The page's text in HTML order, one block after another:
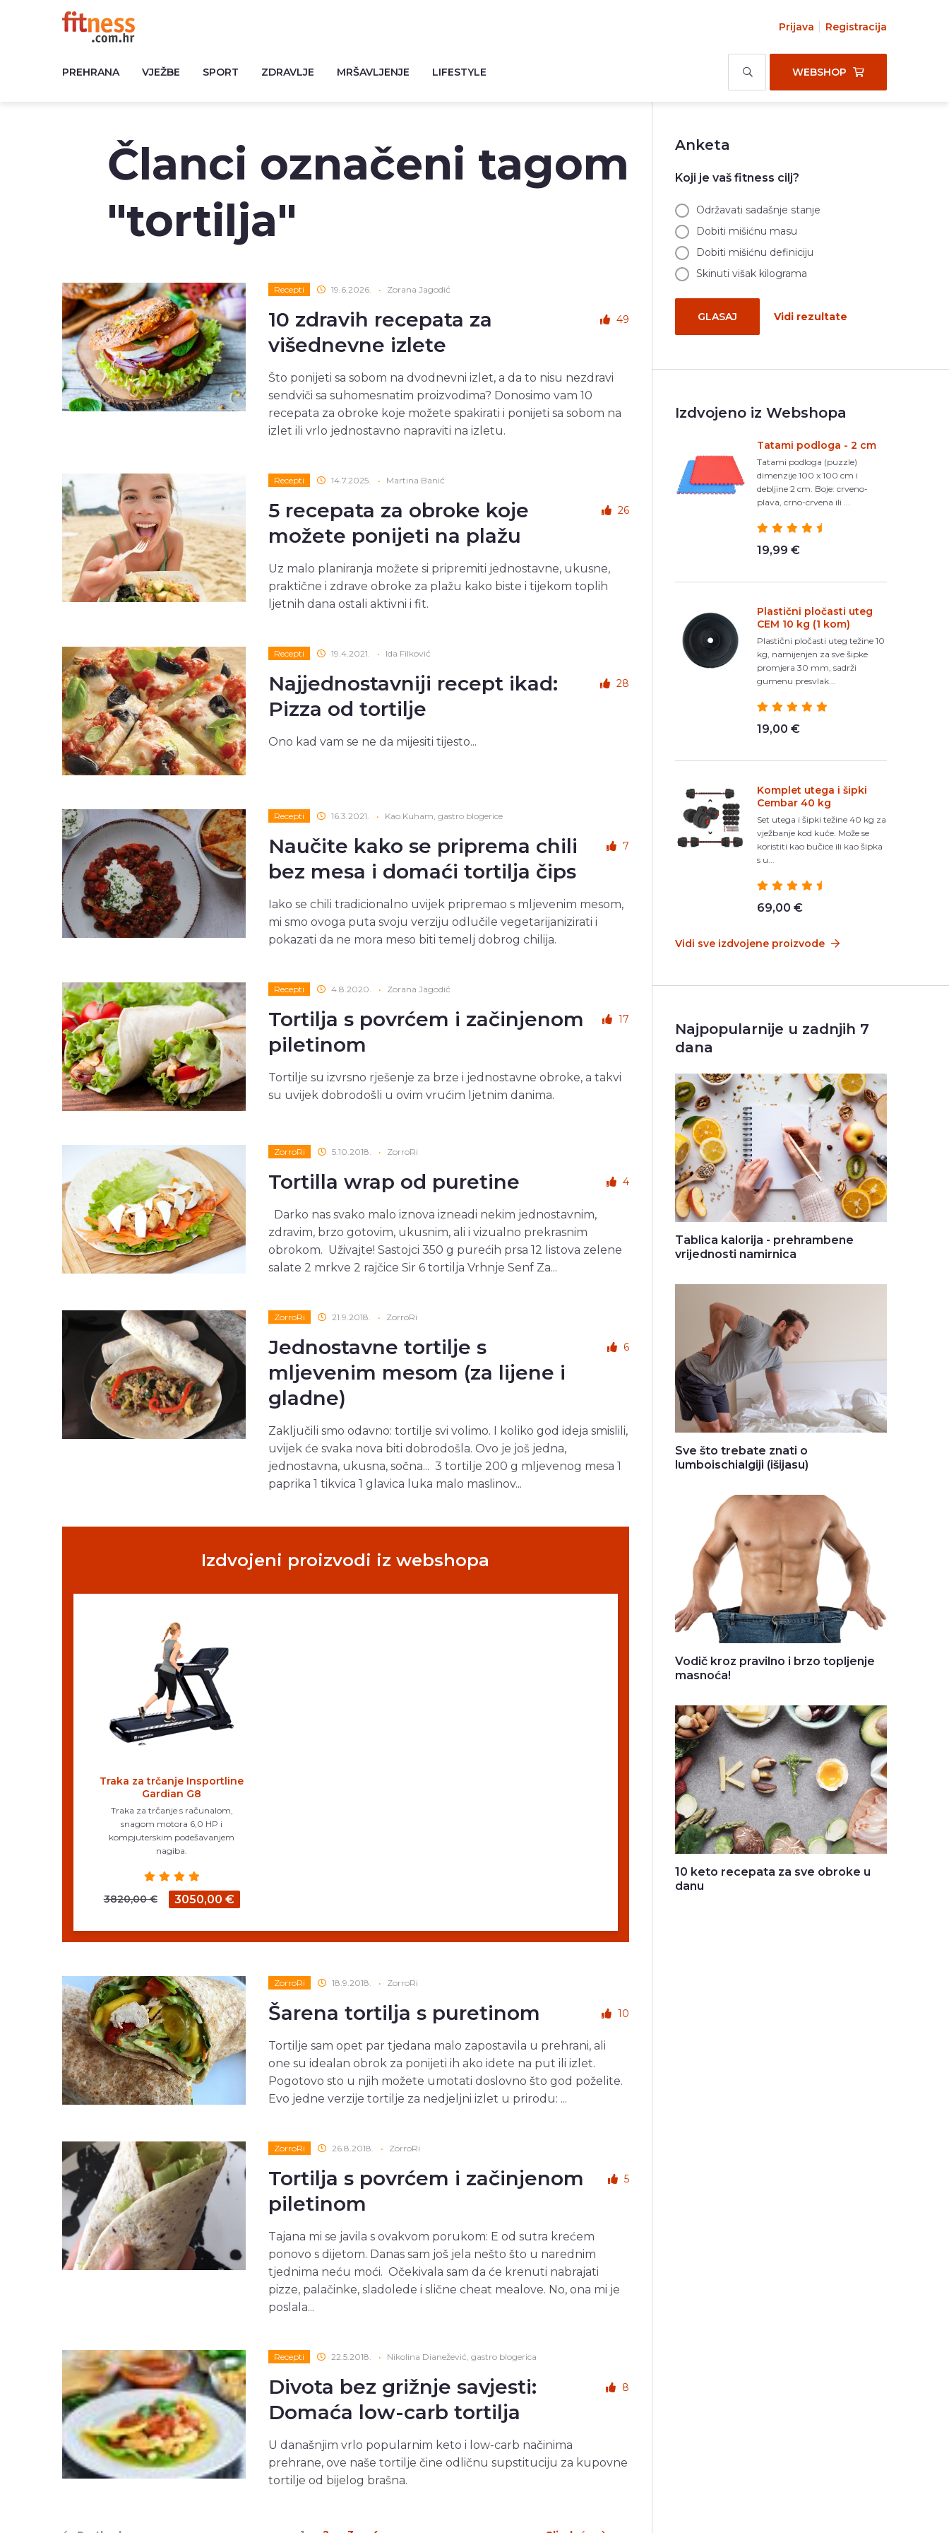
Prijava Registracija
PREHRANA VJEŽBE SPORT ZDRAVLJE MRŠAVLJENJE LIFESTYLE WEBSHOP
Članci označeni tagom
"tortilja"
Recepti 19.6.2026. • Zorana Jagodić
10 zdravih recepata za
višednevne izlete
49
Što ponijeti sa sobom na dvodnevni izlet, a da to nisu nezdravi
sendviči sa suhomesnatim proizvodima? Donosimo vam 10
recepata za obroke koje možete spakirati i ponijeti sa sobom na
izlet ili vrlo jednostavno napraviti na izletu.
Recepti 14.7.2025. • Martina Banić
5 recepata za obroke koje
možete ponijeti na plažu
26
Uz malo planiranja možete si pripremiti jednostavne, ukusne,
praktične i zdrave obroke za plažu kako biste i tijekom toplih
ljetnih dana ostali aktivni i fit.
Recepti 19.4.2021. • Ida Filković
Najjednostavniji recept ikad:
Pizza od tortilje
28
Ono kad vam se ne da mijesiti tijesto...
Recepti 16.3.2021. • Kao Kuham, gastro blogerice
Naučite kako se priprema chili
bez mesa i domaći tortilja čips
7
Iako se chili tradicionalno uvijek pripremao s mljevenim mesom,
mi smo ovoga puta svoju verziju odlučile vegetarijanizirati i
pokazati da ne mora meso biti temelj dobrog chilija.
Recepti 4.8.2020. • Zorana Jagodić
Tortilja s povrćem i začinjenom
piletinom
17
Tortilje su izvrsno rješenje za brze i jednostavne obroke, a takvi
su uvijek dobrodošli u ovim vrućim ljetnim danima.
ZorroRi 5.10.2018. • ZorroRi
Tortilla wrap od puretine 4
Darko nas svako malo iznova izneadi nekim jednostavnim,
zdravim, brzo gotovim, ukusnim, ali i vizualno prekrasnim
obrokom. Uživajte! Sastojci 350 g purećih prsa 12 listova zelene
salate 2 mrkve 2 rajčice Sir 6 tortilja Vrhnje Senf Za...
ZorroRi 21.9.2018. • ZorroRi
Jednostavne tortilje s
mljevenim mesom (za lijene i
gladne)
6
Zaključili smo odavno: tortilje svi volimo. I koliko god ideja smislili,
uvijek će svaka nova biti dobrodošla. Ovo je još jedna,
jednostavna, ukusna, sočna... 3 tortilje 200 g mljevenog mesa 1
paprika 1 tikvica 1 glavica luka malo maslinov...
Izdvojeni proizvodi iz webshopa
Traka za trčanje Insportline
Gardian G8
Traka za trčanje s računalom,
snagom motora 6,0 HP i
kompjuterskim podešavanjem
nagiba.
3820,00 € 3050,00 €
ZorroRi 18.9.2018. • ZorroRi
Šarena tortilja s puretinom 10
Tortilje sam opet par tjedana malo zapostavila u prehrani, ali
one su idealan obrok za ponijeti ih ako idete na put ili izlet.
Pogotovo sto u njih možete umotati doslovno što god poželite.
Evo jedne verzije tortilje za nedjeljni izlet u prirodu: ...
ZorroRi 26.8.2018. • ZorroRi
Tortilja s povrćem i začinjenom
piletinom
5
Tajana mi se javila s ovakvom porukom: E od sutra krećem
ponovo s dijetom. Danas sam još jela nešto što u narednim
tjednima neću moći. Očekivala sam da će krenuti nabrajati
pizze, palačinke, sladolede i slične cheat mealove. No, ona mi je
poslala...
Recepti 22.5.2018. • Nikolina Dianežević, gastro blogerica
Divota bez grižnje savjesti:
Domaća low-carb tortilja
8
U današnjim vrlo popularnim keto i low-carb načinima
prehrane, ove naše tortilje čine odličnu supstituciju za kupovne
tortilje od bijelog brašna.
Anketa
Koji je vaš fitness cilj?
Održavati sadašnje stanje
Dobiti mišićnu masu
Dobiti mišićnu definiciju
Skinuti višak kilograma
GLASAJ Vidi rezultate
Izdvojeno iz Webshopa
Tatami podloga - 2 cm
Tatami podloga (puzzle)
dimenzije 100 x 100 cm i
debljine 2 cm. Boje: crveno-
plava, crno-crvena ili ...
19,99 €
Plastični pločasti uteg
CEM 10 kg (1 kom)
Plastični pločasti uteg težine 10
kg, namijenjen za sve šipke
promjera 30 mm, sadrži
gumenu presvlak...
19,00 €
Komplet utega i šipki
Cembar 40 kg
Set utega i šipki težine 40 kg za
vježbanje kod kuće. Može se
koristiti kao bučice ili kao šipka
s u...
69,00 €
Vidi sve izdvojene proizvode
Najpopularnije u zadnjih 7
dana
Tablica kalorija - prehrambene
vrijednosti namirnica
Sve što trebate znati o
lumboischialgiji (išijasu)
Vodič kroz pravilno i brzo topljenje
masnoća!
10 keto recepata za sve obroke u
danu